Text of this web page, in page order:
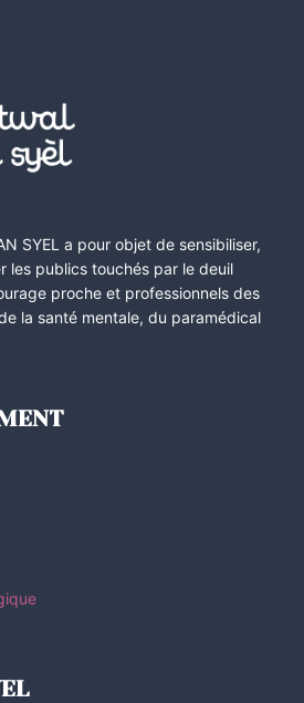
SYEL a pour objet de sensibiliser,
les publics touchés par le deuil
proche et professionnels des
la santé mentale, du paramédical